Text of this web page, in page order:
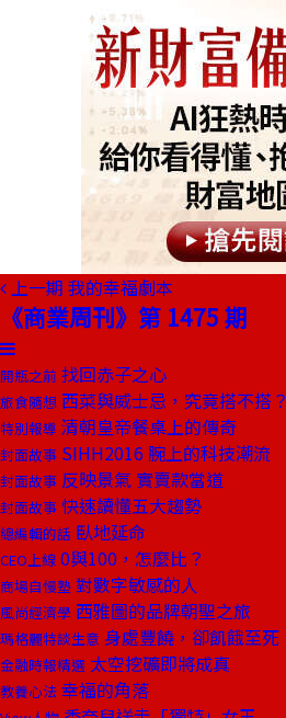
上一期 我的幸福劇本
《商業周刊》第 1475 期
開瓶之前 找回赤子之心
旅食隨想 西菜與威士忌，究竟搭不搭？
特別報導 清朝皇帝餐桌上的傳奇
封面故事 SIHH2016 腕上的科技潮流
封面故事 反映景氣 實賣款當道
封面故事 快速讀懂五大趨勢
總編輯的話 臥地延命
CEO上線 0與100，怎麼比？
商場自慢塾 對數字敏感的人
風尚經濟學 西雅圖的品牌朝聖之旅
瑪格麗特談生意 身處豐饒，卻飢餓至死
金融時報精選 太空挖礦即將成真
教養心法 幸福的角落